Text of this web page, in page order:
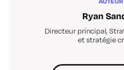
Ryan
Directeur principal,
et stratégie